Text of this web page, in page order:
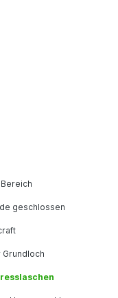
geschlossen